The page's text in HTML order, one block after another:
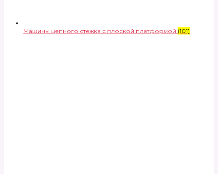
Машины цепного стежка с плоской платформой (101)